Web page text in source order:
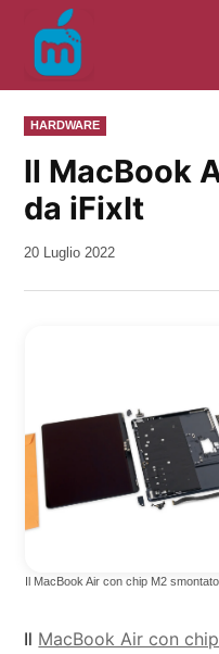
contenuto
PUBBLICATO
IN
HARDWARE
Il MacBook
da iFixIt
da
20 Luglio 2022
Il MacBook Air con chip M2
Il MacBook Air con